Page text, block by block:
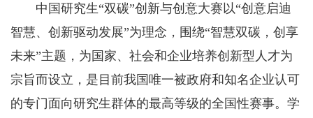
中国研究生“双碳”创新与创意大赛以“创意启迪
智慧、创新驱动发展”为理念，围绕“智慧双碳，创享
未来”主题，为国家、社会和企业培养创新型人才为
宗旨而设立，是目前我国唯一被政府和知名企业认可
的专门面向研究生群体的最高等级的全国性赛事。学